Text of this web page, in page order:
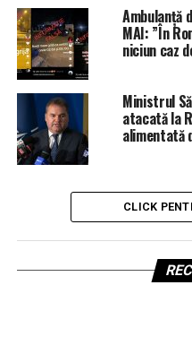
Ambulanță
MAI: ”În
niciun caz
Ministrul
atacată la
alimentată
CLICK